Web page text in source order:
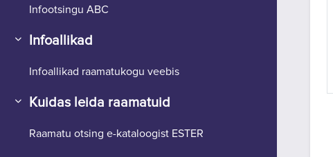
Infootsingu ABC
Infoallikad
Infoallikad raamatukogu veebis
Kuidas leida raamatuid
Raamatu otsing e-kataloogist ESTER